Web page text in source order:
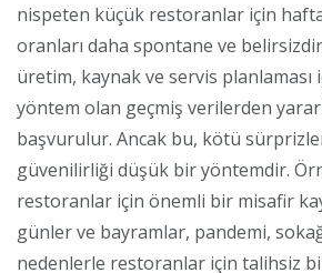
nispeten küçük restoranlar için
oranları daha spontane ve
üretim, kaynak ve servis
yöntem olan geçmiş verilerden
başvurulur. Ancak bu, kötü
güvenilirliği düşük bir yöntemdir.
restoranlar için önemli bir misafir
günler ve bayramlar, pandemi,
nedenlerle restoranlar için talihsiz